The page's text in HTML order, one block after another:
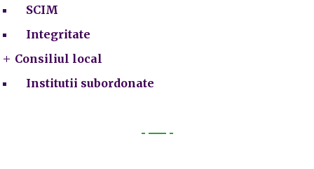
SCIM
Integritate
Consiliul local
Institutii subordonate